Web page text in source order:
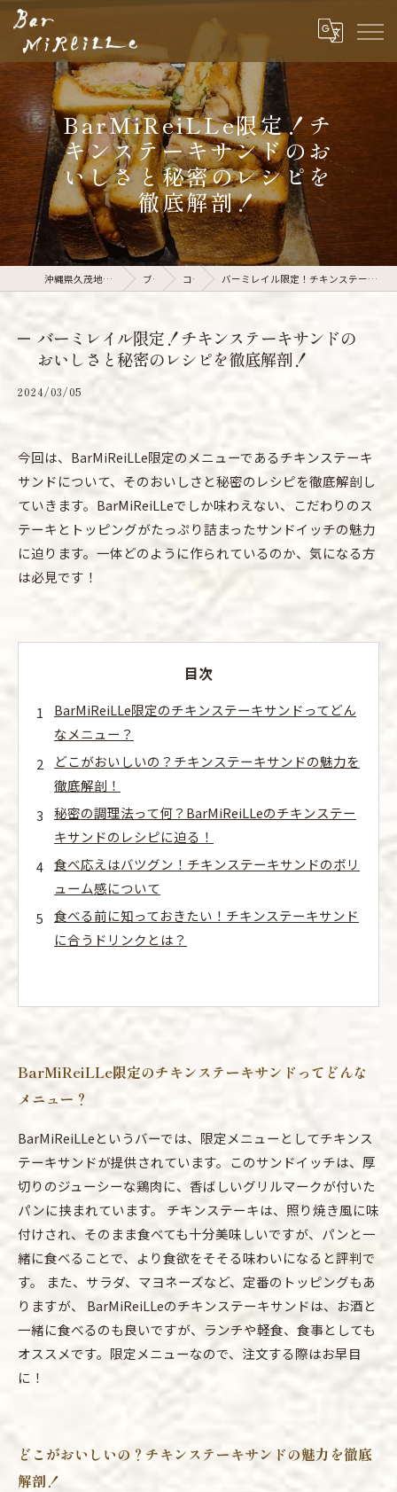
BarMiReiLLe限定！チ
キンステーキサンドのお
いしさと秘密のレシピを
徹底解剖！
沖縄県久茂地のバーならBar MiReiLLe ブログ コラム バーミレイル限定！チキンステーキサンドのおいしさと秘密のレシピを徹底解剖！
バーミレイル限定！チキンステーキサンドの
おいしさと秘密のレシピを徹底解剖！
2024/03/05
今回は、BarMiReiLLe限定のメニューであるチキンステーキ
サンドについて、そのおいしさと秘密のレシピを徹底解剖し
ていきます。BarMiReiLLeでしか味わえない、こだわりのス
テーキとトッピングがたっぷり詰まったサンドイッチの魅力
に迫ります。一体どのように作られているのか、気になる方
は必見です！
目次
BarMiReiLLe限定のチキンステーキサンドってどん
なメニュー？
どこがおいしいの？チキンステーキサンドの魅力を
徹底解剖！
秘密の調理法って何？BarMiReiLLeのチキンステー
キサンドのレシピに迫る！
食べ応えはバツグン！チキンステーキサンドのボリ
ューム感について
食べる前に知っておきたい！チキンステーキサンド
に合うドリンクとは？
BarMiReiLLe限定のチキンステーキサンドってどんな
メニュー？
BarMiReiLLeというバーでは、限定メニューとしてチキンス
テーキサンドが提供されています。このサンドイッチは、厚
切りのジューシーな鶏肉に、香ばしいグリルマークが付いた
パンに挟まれています。 チキンステーキは、照り焼き風に味
付けされ、そのまま食べても十分美味しいですが、パンと一
緒に食べることで、より食欲をそそる味わいになると評判で
す。 また、サラダ、マヨネーズなど、定番のトッピングもあ
りますが、 BarMiReiLLeのチキンステーキサンドは、お酒と
一緒に食べるのも良いですが、ランチや軽食、食事としても
オススメです。限定メニューなので、注文する際はお早目
に！
どこがおいしいの？チキンステーキサンドの魅力を徹底
解剖！